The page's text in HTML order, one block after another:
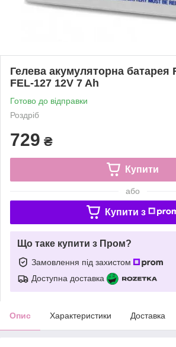
Гелева акумуляторна батарея
FEL-127 12V 7 Ah
Готово до відправки
Роздріб
729 ₴
Купити
або
Купити з
Що таке купити з Пром?
Замовлення під захистом
Доступна доставка
Опис Характеристики Доставка